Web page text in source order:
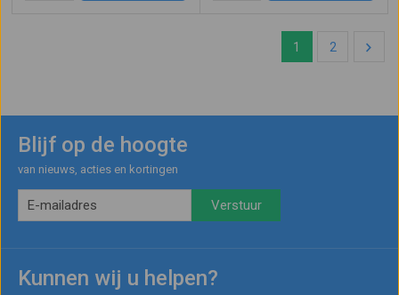
1 2
Blijf op de hoogte
van nieuws, acties en kortingen
Kunnen wij u helpen?